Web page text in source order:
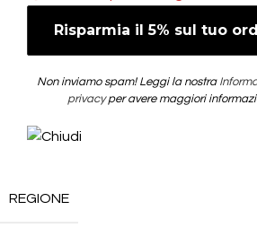
Non inviamo spam! Leggi la nostra
privacyper avere maggiori
REGIONE